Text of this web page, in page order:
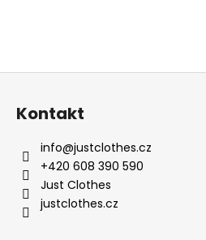
Kontakt
info@justclothes.cz
+420 608 390 590
Just Clothes
justclothes.cz